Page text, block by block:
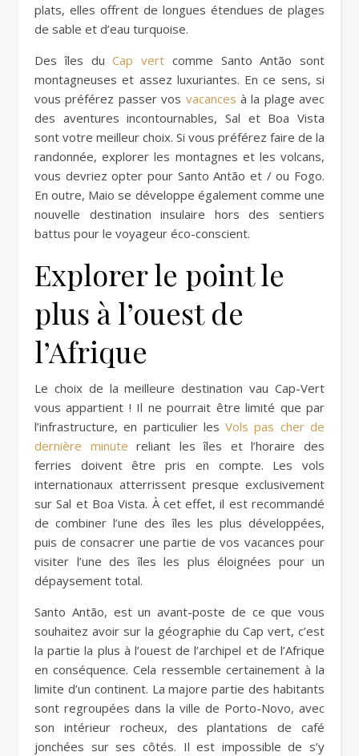
plats, elles offrent de longues étendues de plages
de sable et d’eau turquoise.
Des îles duCap vert comme Santo Antão sont
montagneuses et assez luxuriantes. En ce sens, si
vous préférez passer vos vacances à la plage avec
des aventures incontournables, Sal et Boa Vista
sont votre meilleur choix. Si vous préférez faire de la
randonnée, explorer les montagnes et les volcans,
vous devriez opter pour Santo Antão et / ou Fogo.
En outre, Maio se développe également comme une
nouvelle destination insulaire hors des sentiers
battus pour le voyageur éco-conscient.
Explorer le point le
plus à l’ouest de
l’Afrique
Le choix de la meilleure destination vau Cap-Vert
vous appartient ! Il ne pourrait être limité que par
l’infrastructure, en particulier lesVols pas cher de
dernière minute reliant les îles et l’horaire des
ferries doivent être pris en compte. Les vols
internationaux atterrissent presque exclusivement
sur Sal et Boa Vista. À cet effet, il est recommandé
de combiner l’une des îles les plus développées,
puis de consacrer une partie de vos vacances pour
visiter l’une des îles les plus éloignées pour un
dépaysement total.
Santo Antão, est un avant-poste de ce que vous
souhaitez avoir sur la géographie du Cap vert, c’est
la partie la plus à l’ouest de l’archipel et de l’Afrique
en conséquence. Cela ressemble certainement à la
limite d’un continent. La majore partie des habitants
sont regroupées dans la ville de Porto-Novo, avec
son intérieur rocheux, des plantations de café
jonchées sur ses côtés. Il est impossible de s’y